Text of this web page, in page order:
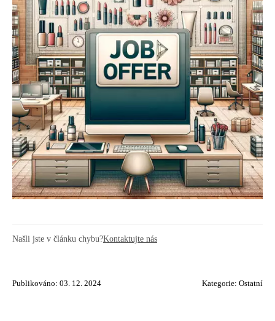
Našli jste v článku chybu?Kontaktujte nás
Publikováno: 03. 12. 2024 Kategorie: Ostatní